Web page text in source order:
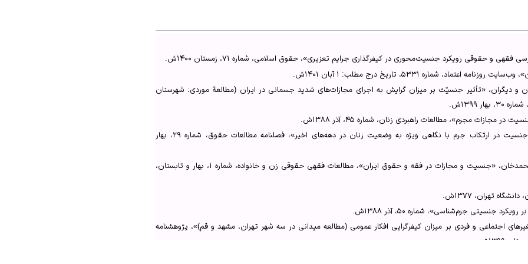
مجرم»، 1388ش، ص82- 80.
متهم در رسیدگی‌های کیفری در نظام جزایی ایران»، ۱۳۹۹ش، ص۸۱.
فقهی و حقوقی رویکرد جنسیت‌محوری در کیفرگذاری جرایم تعزیری»، 1400ش، ص226.
مجرم»، ۱۳۸۸ش، ص۸۴.
مجرم»، ۱۳۸۸ش، ص۹۲.
مجازات در فقه و حقوق ایران»، 1397ش، ص82-80.
و مجازات در فقه و حقوق ایران»، ۱۳۹۷ش، ص۹۱.
در فقه و حقوق ایران»، ۱۳۹۷ش، ص۸۹ و ۸۶.
مجرم»، ۱۳۸۸ش، ص۸۳.
و حقوقی رویکرد جنسیت‌محوری در کیفرگذاری جرایم تعزیری»، حقوق اسلامی، شماره ۷۱، زمستان ۱۴۰۰ش.
اعتماد، شماره ۵۳۳۱، تاریخ درج مطلب: ۱ آبان ۱۴۰۱ش.
و دیگران، «تأثیر جنسیّت بر میزان گرایش به اجرای مجازات‌های شدید جسمانی در ایران (مطالعة موردی: شهرستان
۱۳۹۹ش.
مجرم»، مطالعات راهبردی زنان، شماره ۴۵، آذر ۱۳۸۸ش.
حیدری، ایمان، «بررسی تأثیر جنسیت در ارتکاب جرم با نگاهی ویژه به وضعیت زنان در دهه‌های اخیر»، فصلنامه مطالعات حقوق، شماره ۲۹، بهار
خوش‌صورت، اعظم و کاظمی، محمدخان، «جنسیت و مجازات در فقه و حقوق ایران»، مطالعات فقهی حقوقی زن و خانواده، شماره ۱، بهار و تابستان،
تهران، ۱۳۷۷ش.
جنسیتی جرم‌شناسی»، شماره ۵۰، آذر ۱۳۸۸ش.
اجتماعی و فردی بر میزان کیفرگرایی افکار عمومی (مطالعه میدانی در سه شهر تهران، مشهد و قم)»، پژوهشنامه